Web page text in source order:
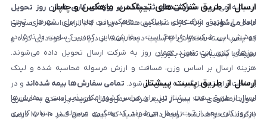
اندیشه می‌شود. سفارش‌های ثبت‌شده در روزهای کاری همان روز تحویل
داده می‌شوندو ارائه کارت شناسایی هنگام دریافت کالا الزامی است. در صورتی
که پلمپ بسته مخدوش یا آسیب دیده باشد، از دریافت آن خودداری کرده و
سریعاً با پشتیبانی تماس بگیرید.
ارسال از طریق شرکت‌های تیپاکس، ماهکس و چاپار
ارسال از طریق شرکت‌های تیپاکس، ماهکس و چاپار برای شهرهای تحت
پوشش این شرکت‌ها فراهم است. سفارش‌هایی که بین ساعت ۱۰ تا ۱۵ در
روزهای کاری ثبت شوند، همان روز به شرکت ارسال تحویل داده می‌شوند.
هزینه ارسال بر اساس وزن، مسافت و ارزش مرسوله محاسبه شده و لینک
پرداخت برای تحویل‌گیرنده ارسال می‌شود. تمامی سفارش‌ها بیمه شده‌اند و در
صورت مفقودی کالا، پس از تایید شرکت حمل‌ونقل، هزینه پرداختی به مشتری
بازگردانده خواهد شد. توجه داشته باشید که بیمه شامل کسر ۱۰ تا ۱۵ درصد
ارسال از طریق پست پیشتاز
ارسال از طریق پست پیشتاز نیز برای سراسر کشور امکان‌پذیر است و سفارش‌ها
در روز کاری بعد از ثبت، ارسال می‌شوند. کد رهگیری مرسوله در حساب کاربری